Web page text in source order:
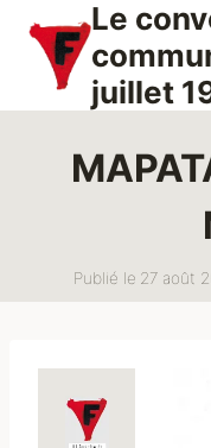
contenu
Le
juillet
Publié le 27 août